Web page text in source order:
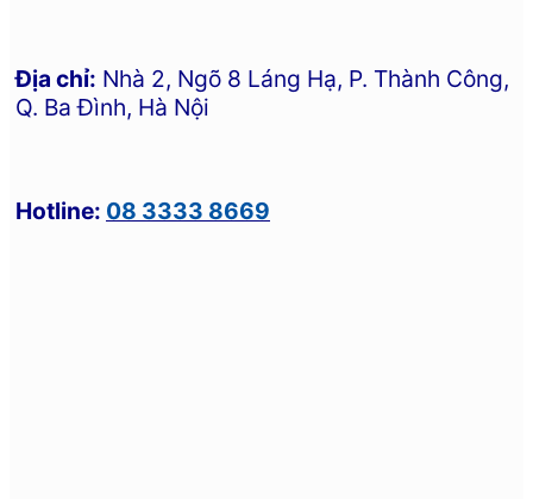
Địa chỉ: Nhà 2, Ngõ 8 Láng Hạ, P. Thành Công,
Q. Ba Đình, Hà Nội
Hotline: 08 3333 8669